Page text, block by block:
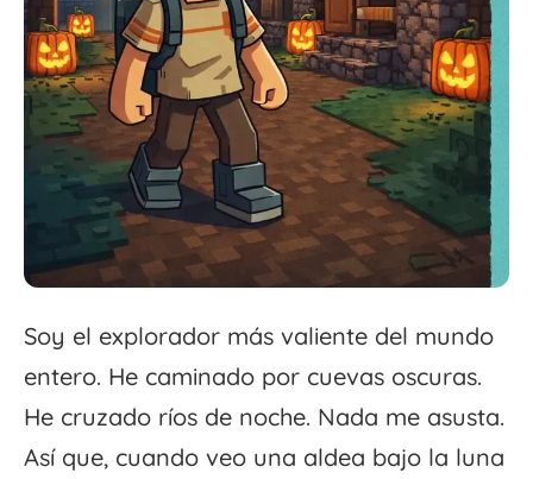
Soy el explorador más valiente del mundo
entero. He caminado por cuevas oscuras.
He cruzado ríos de noche. Nada me asusta.
Así que, cuando veo una aldea bajo la luna